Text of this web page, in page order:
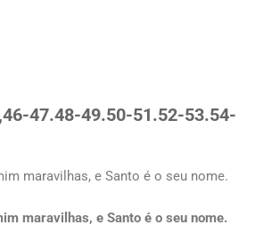
47.48-49.50-51.52-53.54-
maravilhas, e Santo é o seu nome.
maravilhas, e Santo é o seu nome.